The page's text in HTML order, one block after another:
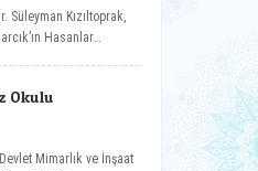
Süleyman Kızıltoprak,
Hasanlar
Okulu
Mimarlık ve İnşaat